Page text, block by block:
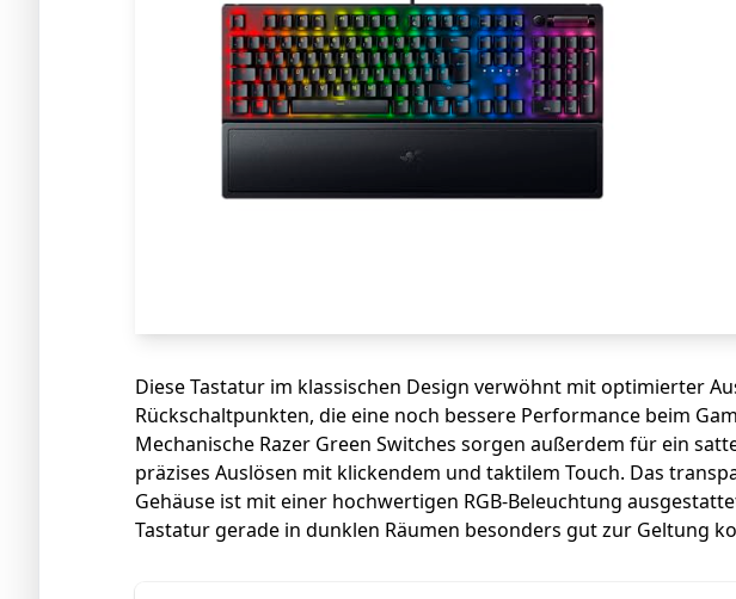
Diese Tastatur im klassischen Design verwöhnt mit optimierter
Rückschaltpunkten, die eine noch bessere Performance beim
Mechanische Razer Green Switches sorgen außerdem für ein
präzises Auslösen mit klickendem und taktilem Touch. Das
Gehäuse ist mit einer hochwertigen RGB-Beleuchtung
Tastatur gerade in dunklen Räumen besonders gut zur Geltung